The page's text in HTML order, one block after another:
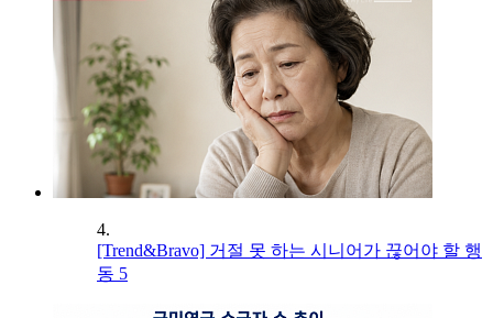
4.
[Trend&Bravo] 거절 못 하는 시니어가 끊어야 할 행
동 5